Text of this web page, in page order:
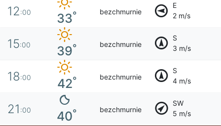
12:00 33° bezchmurnie
E
2 m/s
15:00 39° bezchmurnie
S
3 m/s
18:00 42° bezchmurnie
S
4 m/s
21 :00 40° bezchmurnie
SW
5 m/s